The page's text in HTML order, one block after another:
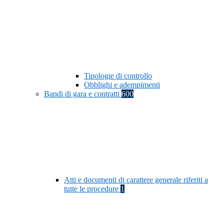
Tipologie di controllo
Obblighi e adempimenti
Bandi di gara e contratti 600
Atti e documenti di carattere generale riferiti a
tutte le procedure 1